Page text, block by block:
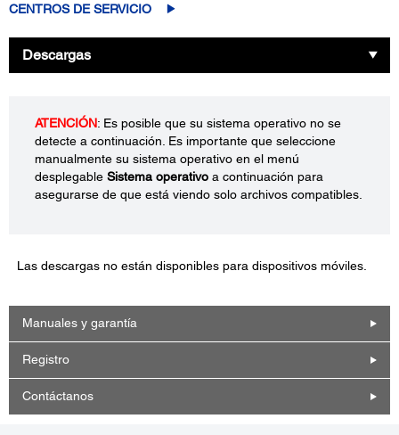
CENTROS DE SERVICIO
Descargas
ATENCIÓN: Es posible que su sistema operativo no se
detecte a continuación. Es importante que seleccione
manualmente su sistema operativo en el menú
desplegable Sistema operativo a continuación para
asegurarse de que está viendo solo archivos compatibles.
Las descargas no están disponibles para dispositivos móviles.
Manuales y garantía
Registro
Contáctanos